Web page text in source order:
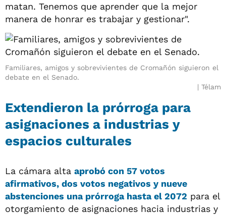
matan. Tenemos que aprender que la mejor
manera de honrar es trabajar y gestionar".
Familiares, amigos y sobrevivientes de Cromañón siguieron el
debate en el Senado.
Télam
Extendieron la prórroga para
asignaciones a industrias y
espacios culturales
La cámara alta aprobó con 57 votos
afirmativos, dos votos negativos y nueve
abstenciones una prórroga hasta el 2072 para el
otorgamiento de asignaciones hacia industrias y